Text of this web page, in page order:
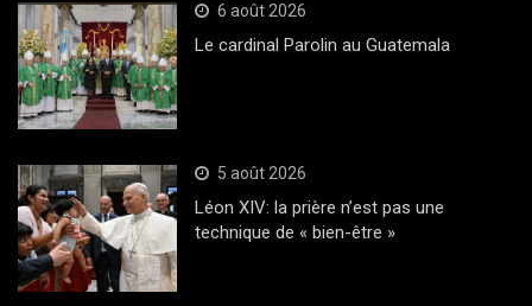
6 août 2026
Le cardinal Parolin au Guatemala
5 août 2026
Léon XIV: la prière n’est pas une
technique de « bien-être »